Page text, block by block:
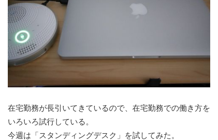
在宅勤務が長引いてきているので、在宅勤務での働き方を
いろいろ試行している。
今週は「スタンディングデスク」を試してみた。